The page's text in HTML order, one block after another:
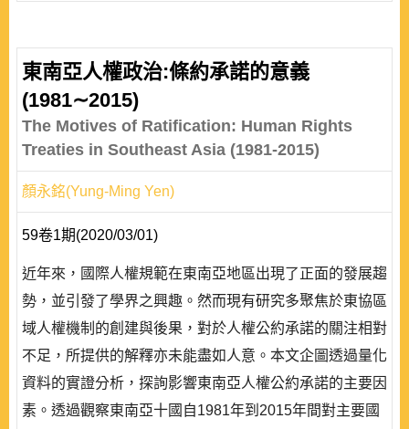
東南亞人權政治:條約承諾的意義
(1981∼2015)
The Motives of Ratification: Human Rights
Treaties in Southeast Asia (1981-2015)
顏永銘(Yung-Ming Yen)
59卷1期(2020/03/01)
近年來，國際人權規範在東南亞地區出現了正面的發展趨
勢，並引發了學界之興趣。然而現有研究多聚焦於東協區
域人權機制的創建與後果，對於人權公約承諾的關注相對
不足，所提供的解釋亦未能盡如人意。本文企圖透過量化
資料的實證分析，探詢影響東南亞人權公約承諾的主要因
素。透過觀察東南亞十國自1981年到2015年間對主要國